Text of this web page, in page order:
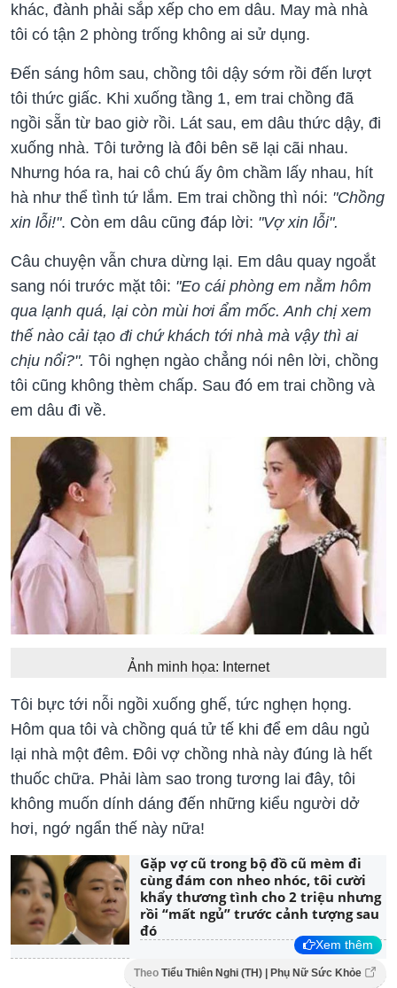
khác, đành phải sắp xếp cho em dâu. May mà nhà
tôi có tận 2 phòng trống không ai sử dụng.
Đến sáng hôm sau, chồng tôi dậy sớm rồi đến lượt
tôi thức giấc. Khi xuống tầng 1, em trai chồng đã
ngồi sẵn từ bao giờ rồi. Lát sau, em dâu thức dậy, đi
xuống nhà. Tôi tưởng là đôi bên sẽ lại cãi nhau.
Nhưng hóa ra, hai cô chú ấy ôm chầm lấy nhau, hít
hà như thể tình tứ lắm. Em trai chồng thì nói: "Chồng
xin lỗi!". Còn em dâu cũng đáp lời: "Vợ xin lỗi".
Câu chuyện vẫn chưa dừng lại. Em dâu quay ngoắt
sang nói trước mặt tôi: "Eo cái phòng em nằm hôm
qua lạnh quá, lại còn mùi hơi ẩm mốc. Anh chị xem
thế nào cải tạo đi chứ khách tới nhà mà vậy thì ai
chịu nổi?". Tôi nghẹn ngào chẳng nói nên lời, chồng
tôi cũng không thèm chấp. Sau đó em trai chồng và
em dâu đi về.
Ảnh minh họa: Internet
Tôi bực tới nỗi ngồi xuống ghế, tức nghẹn họng.
Hôm qua tôi và chồng quá tử tế khi để em dâu ngủ
lại nhà một đêm. Đôi vợ chồng nhà này đúng là hết
thuốc chữa. Phải làm sao trong tương lai đây, tôi
không muốn dính dáng đến những kiểu người dở
hơi, ngớ ngẩn thế này nữa!
Gặp vợ cũ trong bộ đồ cũ mèm đi
cùng đám con nheo nhóc, tôi cười
khẩy thương tình cho 2 triệu nhưng
rồi “mất ngủ” trước cảnh tượng sau
đó
Xem thêm
Theo Tiểu Thiên Nghi (TH) | Phụ Nữ Sức Khỏe